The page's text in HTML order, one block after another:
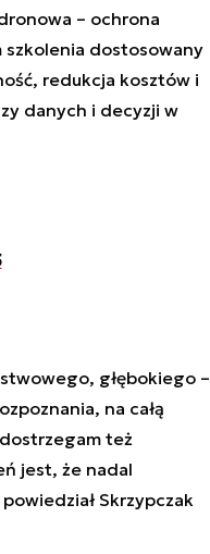
– ochrona
dostosowany
redukcja kosztów i
danych i decyzji w
głębokiego –
na całą
też
jest, że nadal
Skrzypczak